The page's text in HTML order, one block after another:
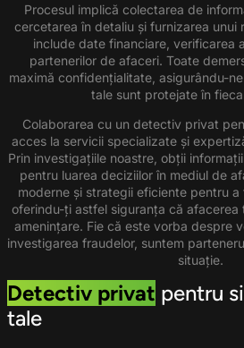
Procesul implică colectarea de
cercetarea în detaliu și furnizarea
include date financiare, verificarea
partenerilor de afaceri. Toate
maximă confidențialitate, asigurându-
tale sunt protejate în
Colaborarea cu un detectiv privat
acces la servicii specializate și
Prin investigațiile noastre, obții
pentru luarea deciziilor în mediul de
moderne și strategii eficiente pentru
oferindu-ți astfel siguranța că
amenințare. Fie că este vorba despre
investigarea fraudelor, suntem
situație.
Detectiv privat pentru
tale